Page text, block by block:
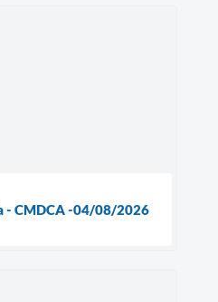
- CMDCA -04/08/2026